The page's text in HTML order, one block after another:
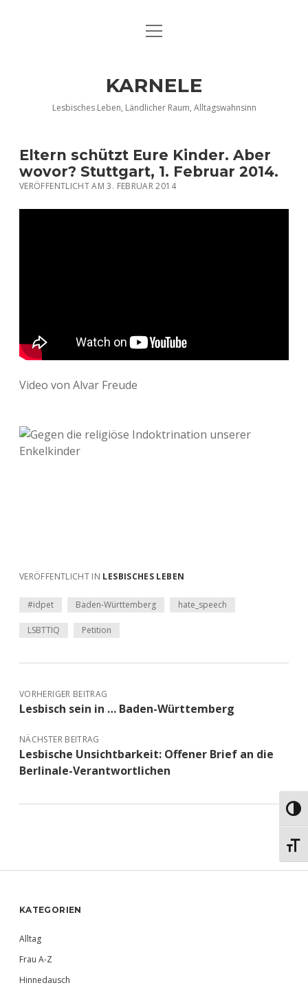
DATENSCHUTZERKLÄRUNG
Menü
KARNELE
Lesbisches Leben, Ländlicher Raum, Alltagswahnsinn
Eltern schützt Eure Kinder. Aber
wovor? Stuttgart, 1. Februar 2014.
VERÖFFENTLICHT AM 3. FEBRUAR 2014
Video von Alvar Freude
VERÖFFENTLICHT IN LESBISCHES LEBEN
#idpet Baden-Württemberg hate_speech
LSBTTIQ Petition
VORHERIGER BEITRAG
Lesbisch sein in … Baden-Württemberg
NÄCHSTER BEITRAG
Lesbische Unsichtbarkeit: Offener Brief an die
Berlinale-Verantwortlichen
Sidebar
KATEGORIEN
Alltag
Frau A-Z
Hinnedausch